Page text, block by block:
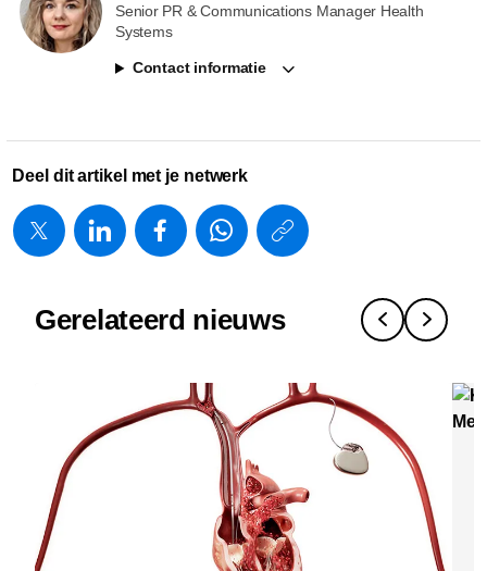
Senior PR & Communications Manager Health
Systems
Contact informatie
Deel dit artikel met je netwerk
https://
telegraaf-
van-
st-
antonius-
Gerelateerd nieuws